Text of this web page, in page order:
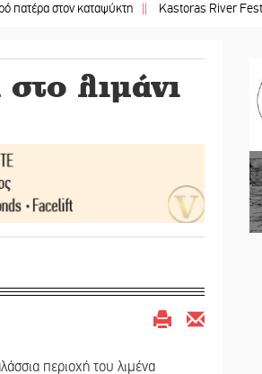
καταψύκτη || Kastoras River Festival 2026:
λιμάνι
περιοχή του λιμένα